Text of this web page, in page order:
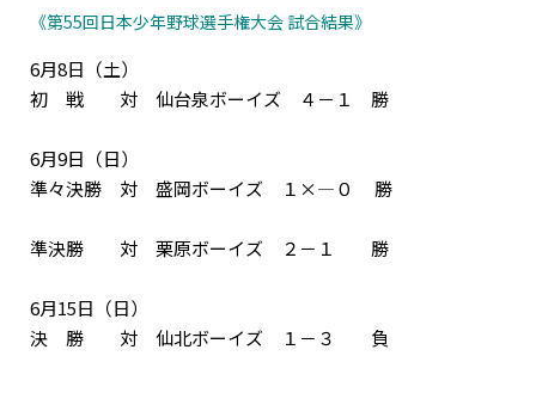
《第55回日本少年野球選手権大会 試合結果》
6月8日（土）
初 戦 対 仙台泉ボーイズ ４－１ 勝
6月9日（日）
準々決勝 対 盛岡ボーイズ １×―０ 勝
準決勝 対 栗原ボーイズ ２－１ 勝
6月15日（日）
決 勝 対 仙北ボーイズ １－３ 負